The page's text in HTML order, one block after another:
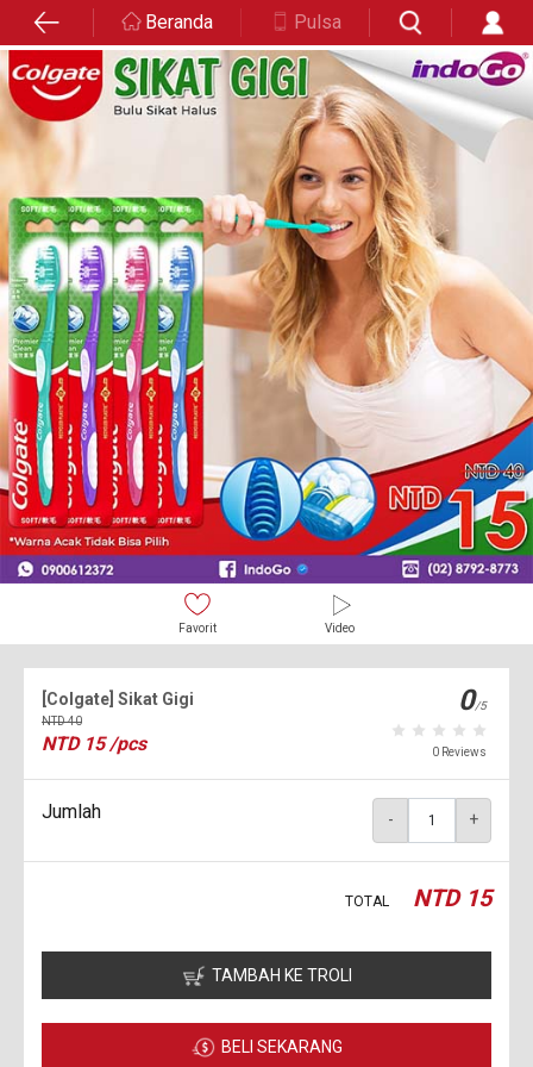
Beranda Pulsa
Favorit Video
[Colgate] Sikat Gigi
NTD40
NTD 15 /pcs
0/5
0 Reviews
Jumlah - +
TOTAL NTD 15
TAMBAH KE TROLI
BELI SEKARANG